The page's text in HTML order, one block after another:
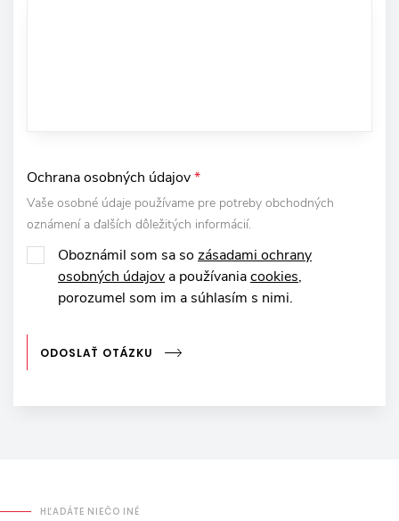
Ochrana osobných údajov*
Vaše osobné údaje používame pre potreby obchodných
oznámení a ďalších dôležitých informácií.
Oboznámil som sa so zásadami ochrany
osobných údajov a používaniacookies,
porozumel som im a súhlasím s nimi.
ODOSLAŤ OTÁZKU
HĽADÁTE NIEČO INÉ